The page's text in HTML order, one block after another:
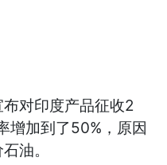
对印度产品征收2
增加到了50%，原因
油。